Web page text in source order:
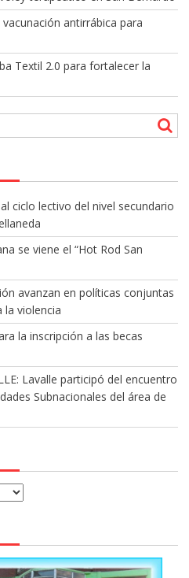
antirrábica para
Textil 2.0 para fortalecer la
ciclo lectivo del nivel secundario
se viene el “Hot Rod San
avanzan en políticas conjuntas
la violencia
la inscripción a las becas
Lavalle participó del encuentro
Subnacionales del área de